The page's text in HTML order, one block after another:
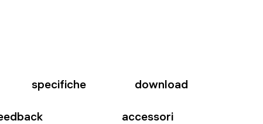
specifiche download
accessori